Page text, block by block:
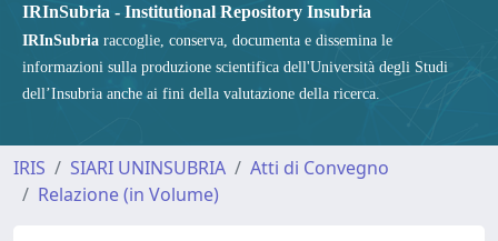
IRInSubria - Institutional Repository Insubria
IRInSubria raccoglie, conserva, documenta e dissemina le
informazioni sulla produzione scientifica dell'Università degli Studi
dell’Insubria anche ai fini della valutazione della ricerca.
IRIS SIARI UNINSUBRIA
Atti di Convegno
Relazione (in Volume)